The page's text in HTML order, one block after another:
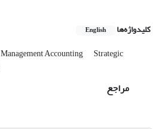
کلیدواژه‌ها English
Management Accounting Strategic
مراجع